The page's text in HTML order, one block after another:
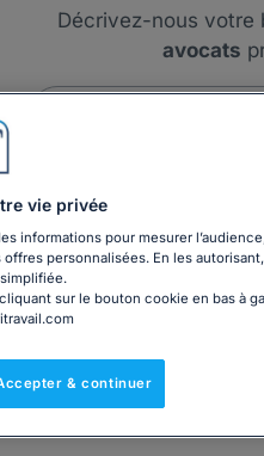
Décrivez-nous votre
avocats
vie privée
informations pour mesurer
personnalisées. En les
sur le bouton cookie en bas à
& continuer